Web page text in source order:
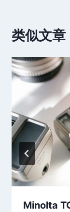
类似文章
Minolta